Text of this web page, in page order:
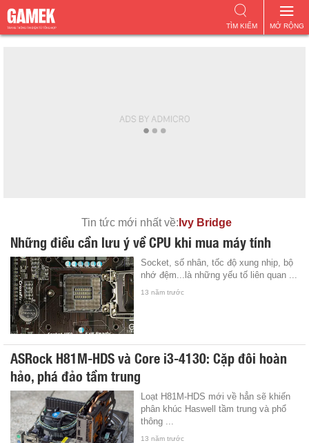
MỞ RỘNG
TÌM KIẾM
Tin tức mới nhất về: Ivy Bridge
Những điều cần lưu ý về CPU khi mua máy tính
Socket, số nhân, tốc độ xung nhịp, bộ
nhớ đệm...là những yếu tố liên quan ...
13 năm trước
ASRock H81M-HDS và Core i3-4130: Cặp đôi hoàn
hảo, phá đảo tầm trung
Loạt H81M-HDS mới về hẳn sẽ khiến
phân khúc Haswell tầm trung và phổ
thông ...
13 năm trước